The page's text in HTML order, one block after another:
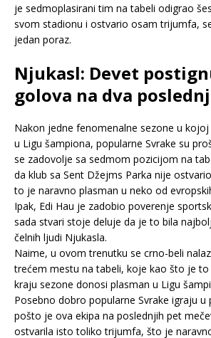
je sedmoplasirani tim na tabeli odigrao
svom stadionu i ostvario osam trijumfa,
jedan poraz.
Njukasl: Devet
golova na dva
Nakon jedne fenomenalne sezone u
u Ligu šampiona, popularne Svrake su
se zadovolje sa sedmom pozicijom na
da klub sa Sent Džejms Parka nije
to je naravno plasman u neko od
Ipak, Edi Hau je zadobio poverenje
sada stvari stoje deluje da je to bila
čelnih ljudi Njukasla.
Naime, u ovom trenutku se crno-beli
trećem mestu na tabeli, koje kao što je
kraju sezone donosi plasman u Ligu
Posebno dobro popularne Svrake igraju u
pošto je ova ekipa na poslednjih pet
ostvarila isto toliko trijumfa, što je